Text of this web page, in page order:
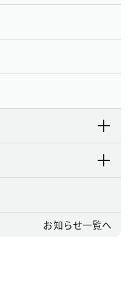
お知らせ一覧へ